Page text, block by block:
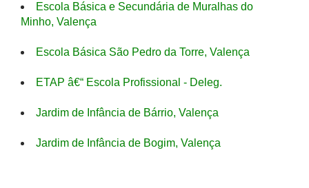
Escola Básica e Secundária de Muralhas do
Minho, Valença
Escola Básica São Pedro da Torre, Valença
ETAP â€“ Escola Profissional - Deleg.
Jardim de Infância de Bárrio, Valença
Jardim de Infância de Bogim, Valença